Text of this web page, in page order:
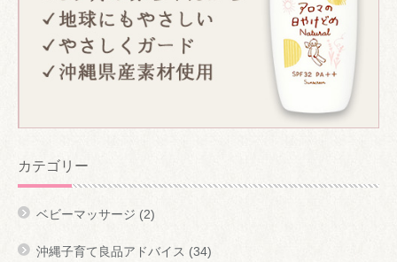
カテゴリー
ベビーマッサージ (2)
沖縄子育て良品アドバイス (34)